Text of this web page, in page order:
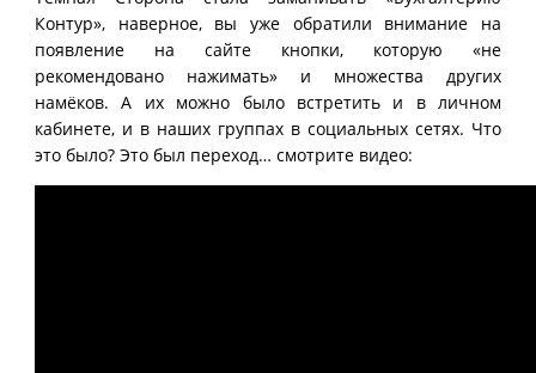
Контур», наверное, вы уже обратили внимание на
появление на сайте кнопки, которую «не
рекомендовано нажимать» и множества других
намёков. А их можно было встретить и в личном
кабинете, и в наших группах в социальных сетях. Что
это было? Это был переход… смотрите видео: